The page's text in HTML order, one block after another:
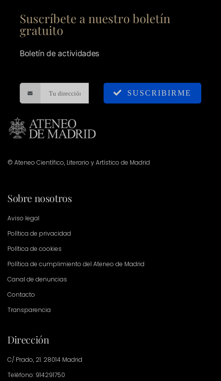
Suscríbete a nuestro boletín
gratuito
Boletín de actividades
SUSCRIBIRME
© Ateneo Científico, Literario y Artístico de Madrid
Sobre nosotros
Aviso legal
Política de privacidad
Política de cookies
Política de cumplimiento del Ateneo de Madrid
Canal de denuncias
Contacto
Transparencia
Dirección
C/ Prado, 21. 28014 Madrid
Teléfono: 914291750